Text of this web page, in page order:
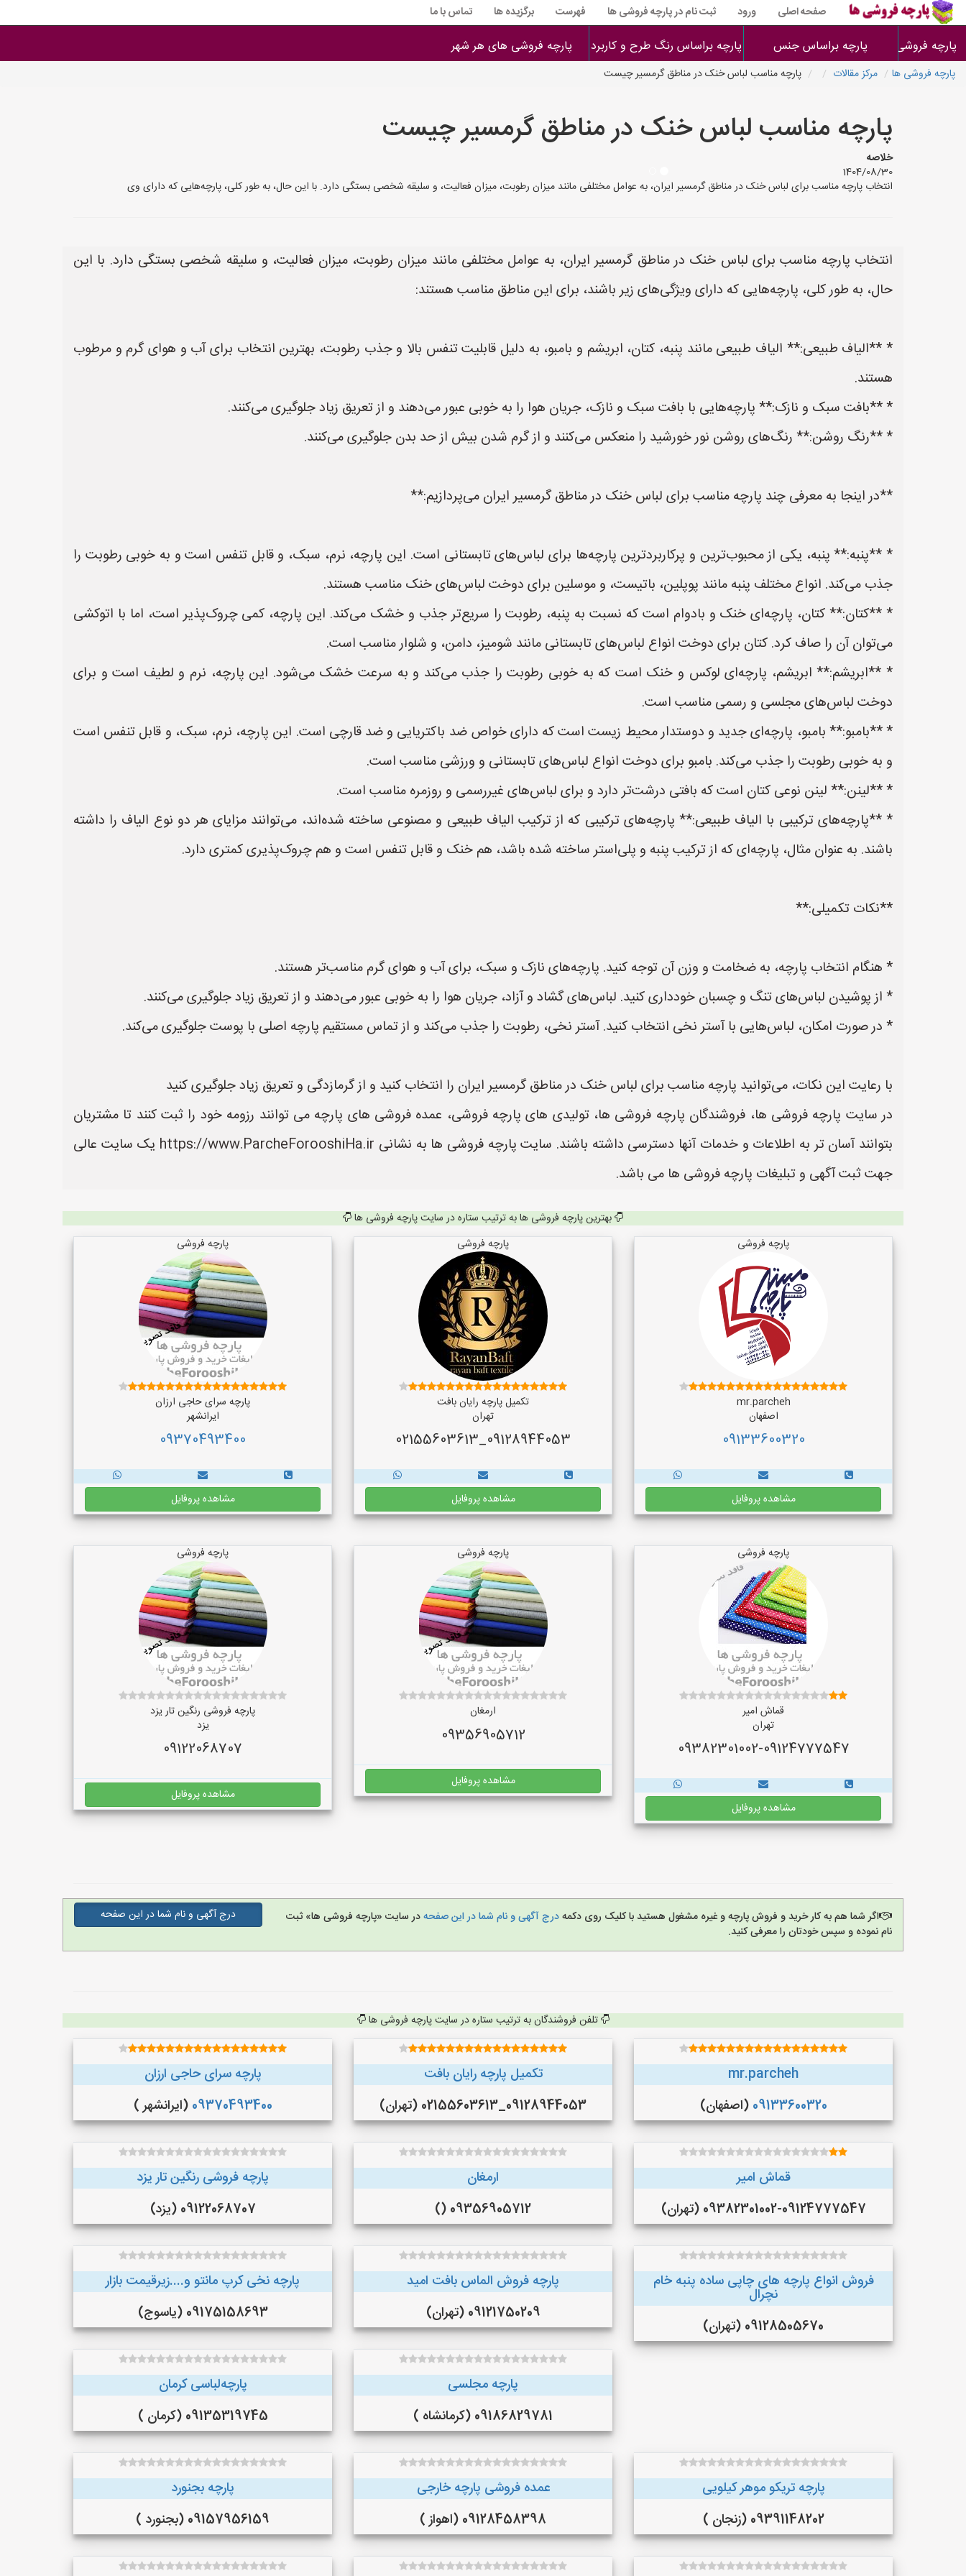
صفحه اصلی ورود ثبت نام در پارچه فروشی ها فهرست برگزیده ها تماس با ما
پارچه فروشی ها پارچه براساس جنس پارچه براساس رنگ طرح و کاربرد پارچه فروشی های هر شهر
پارچه فروشی ها مرکز مقالات پارچه مناسب لباس خنک در مناطق گرمسیر چیست
پارچه مناسب لباس خنک در مناطق گرمسیر چیست
خلاصه
1404/08/30
انتخاب پارچه مناسب برای لباس خنک در مناطق گرمسیر ایران، به عوامل مختلفی مانند میزان رطوبت، میزان فعالیت، و سلیقه شخصی بستگی دارد. با این حال، به طور کلی، پارچه‌هایی که دارای وی
انتخاب پارچه مناسب برای لباس خنک در مناطق گرمسیر ایران، به عوامل مختلفی مانند میزان رطوبت، میزان فعالیت، و سلیقه شخصی بستگی دارد. با این
حال، به طور کلی، پارچه‌هایی که دارای ویژگی‌های زیر باشند، برای این مناطق مناسب هستند:
* **الیاف طبیعی:** الیاف طبیعی مانند پنبه، کتان، ابریشم و بامبو، به دلیل قابلیت تنفس بالا و جذب رطوبت، بهترین انتخاب برای آب و هوای گرم و مرطوب
هستند.
* **بافت سبک و نازک:** پارچه‌هایی با بافت سبک و نازک، جریان هوا را به خوبی عبور می‌دهند و از تعریق زیاد جلوگیری می‌کنند.
* **رنگ روشن:** رنگ‌های روشن نور خورشید را منعکس می‌کنند و از گرم شدن بیش از حد بدن جلوگیری می‌کنند.
**در اینجا به معرفی چند پارچه مناسب برای لباس خنک در مناطق گرمسیر ایران می‌پردازیم:**
* **پنبه:** پنبه، یکی از محبوب‌ترین و پرکاربردترین پارچه‌ها برای لباس‌های تابستانی است. این پارچه، نرم، سبک، و قابل تنفس است و به خوبی رطوبت را
جذب می‌کند. انواع مختلف پنبه مانند پوپلین، باتیست، و موسلین برای دوخت لباس‌های خنک مناسب هستند.
* **کتان:** کتان، پارچه‌ای خنک و بادوام است که نسبت به پنبه، رطوبت را سریع‌تر جذب و خشک می‌کند. این پارچه، کمی چروک‌پذیر است، اما با اتوکشی
می‌توان آن را صاف کرد. کتان برای دوخت انواع لباس‌های تابستانی مانند شومیز، دامن، و شلوار مناسب است.
* **ابریشم:** ابریشم، پارچه‌ای لوکس و خنک است که به خوبی رطوبت را جذب می‌کند و به سرعت خشک می‌شود. این پارچه، نرم و لطیف است و برای
دوخت لباس‌های مجلسی و رسمی مناسب است.
* **بامبو:** بامبو، پارچه‌ای جدید و دوستدار محیط زیست است که دارای خواص ضد باکتریایی و ضد قارچی است. این پارچه، نرم، سبک، و قابل تنفس است
و به خوبی رطوبت را جذب می‌کند. بامبو برای دوخت انواع لباس‌های تابستانی و ورزشی مناسب است.
* **لینن:** لینن نوعی کتان است که بافتی درشت‌تر دارد و برای لباس‌های غیررسمی و روزمره مناسب است.
* **پارچه‌های ترکیبی با الیاف طبیعی:** پارچه‌های ترکیبی که از ترکیب الیاف طبیعی و مصنوعی ساخته شده‌اند، می‌توانند مزایای هر دو نوع الیاف را داشته
باشند. به عنوان مثال، پارچه‌ای که از ترکیب پنبه و پلی‌استر ساخته شده باشد، هم خنک و قابل تنفس است و هم چروک‌پذیری کمتری دارد.
**نکات تکمیلی:**
* هنگام انتخاب پارچه، به ضخامت و وزن آن توجه کنید. پارچه‌های نازک و سبک، برای آب و هوای گرم مناسب‌تر هستند.
* از پوشیدن لباس‌های تنگ و چسبان خودداری کنید. لباس‌های گشاد و آزاد، جریان هوا را به خوبی عبور می‌دهند و از تعریق زیاد جلوگیری می‌کنند.
* در صورت امکان، لباس‌هایی با آستر نخی انتخاب کنید. آستر نخی، رطوبت را جذب می‌کند و از تماس مستقیم پارچه اصلی با پوست جلوگیری می‌کند.
با رعایت این نکات، می‌توانید پارچه مناسب برای لباس خنک در مناطق گرمسیر ایران را انتخاب کنید و از گرمازدگی و تعریق زیاد جلوگیری کنید
در سایت پارچه فروشی ها، فروشندگان پارچه فروشی ها، تولیدی های پارچه فروشی، عمده فروشی های پارچه می توانند رزومه خود را ثبت کنند تا مشتریان
بتوانند آسان تر به اطلاعات و خدمات آنها دسترسی داشته باشند. سایت پارچه فروشی ها به نشانی https://www.ParcheForooshiHa.ir یک سایت عالی
جهت ثبت آگهی و تبلیغات پارچه فروشی ها می باشد.
بهترین پارچه فروشی ها به ترتیب ستاره در سایت پارچه فروشی ها
پارچه فروشی
mr.parcheh
اصفهان
09133600320
مشاهده پروفایل
پارچه فروشی
تکمیل پارچه رایان بافت
تهران
09128944053_02155603613
مشاهده پروفایل
پارچه فروشی
پارچه سرای حاجی ارزان
ایرانشهر
09370493400
مشاهده پروفایل
پارچه فروشی
قماش امیر
تهران
09382301002-09124777547
مشاهده پروفایل
پارچه فروشی
ارمغان
09356905712
مشاهده پروفایل
پارچه فروشی
پارچه فروشی رنگین تار یزد
یزد
09122068707
مشاهده پروفایل
اگر شما هم به کار خرید و فروش پارچه و غیره مشغول هستید با کلیک روی دکمهدرج آگهی و نام شما در این صفحهدر سایت «پارچه فروشی ها» ثبت
نام نموده و سپس خودتان را معرفی کنید.
درج آگهی و نام شما در این صفحه
تلفن فروشندگان به ترتیب ستاره در سایت پارچه فروشی ها
mr.parcheh
09133600320 (اصفهان)
تکمیل پارچه رایان بافت
09128944053_02155603613 (تهران)
پارچه سرای حاجی ارزان
09370493400 (ایرانشهر )
قماش امیر
09382301002-09124777547 (تهران)
ارمغان
09356905712 ()
پارچه فروشی رنگین تار یزد
09122068707 (یزد)
فروش انواع پارچه های چاپی ساده پنبه خام
نچرال
09128505670 (تهران)
پارچه فروش الماس بافت امید
09121750209 (تهران)
پارچه نخی کرپ مانتو و....زیرقیمت بازار
09175158693 (یاسوج)
پارچه مجلسی
09186829781 (کرمانشاه )
پارچه‌لباسی کرمان
09135319745 (کرمان )
پارچه تریکو موهر کیلویی
09391148202 (زنجان )
عمده فروشی پارچه خارجی
09128458398 (اهواز )
پارچه بجنورد
09157956159 (بجنورد )